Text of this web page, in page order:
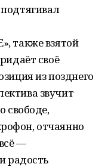
также взятой
своё
из позднего
звучит
свободе,
отчаянно
—
радость